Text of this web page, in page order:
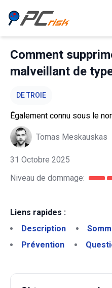
Comment
malveillant de
DE TROIE
Également connu sous le
Tomas Meskauskas
31 Octobre 2025
Niveau de dommage:
Liens rapides :
Description
Prévention